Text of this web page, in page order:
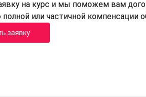
на курс и мы поможем вам
или частичной компенсации
заявку